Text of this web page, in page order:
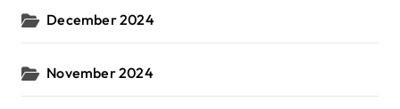
December 2024
November 2024